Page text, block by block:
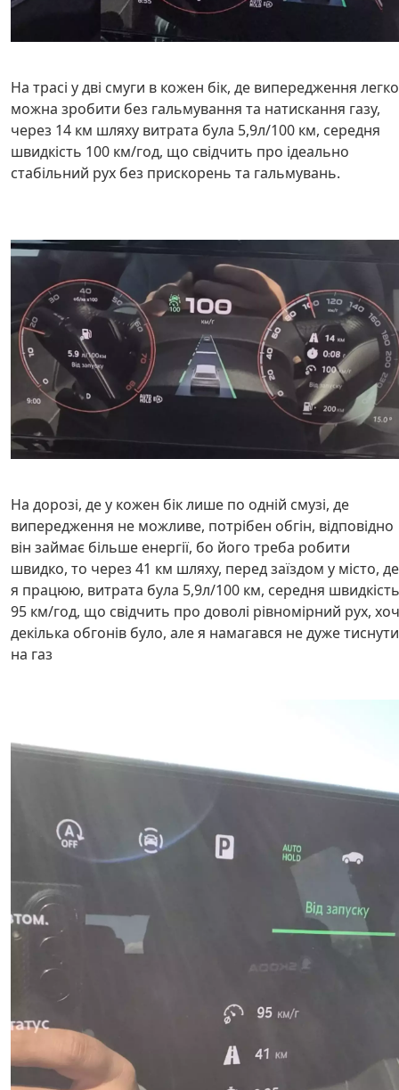
На трасі у дві смуги в кожен бік, де випередження легко
можна зробити без гальмування та натискання газу,
через 14 км шляху витрата була 5,9л/100 км, середня
швидкість 100 км/год, що свідчить про ідеально
стабільний рух без прискорень та гальмувань.
На дорозі, де у кожен бік лише по одній смузі, де
випередження не можливе, потрібен обгін, відповідно
він займає більше енергії, бо його треба робити
швидко, то через 41 км шляху, перед заїздом у місто, де
я працюю, витрата була 5,9л/100 км, середня швидкість
95 км/год, що свідчить про доволі рівномірний рух,
декілька обгонів було, але я намагався не дуже тиснути
на газ